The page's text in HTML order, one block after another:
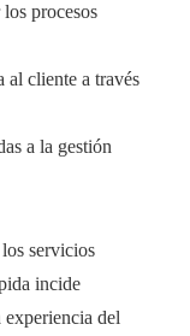
procesos
al cliente a través
a la gestión
servicios
incide
del